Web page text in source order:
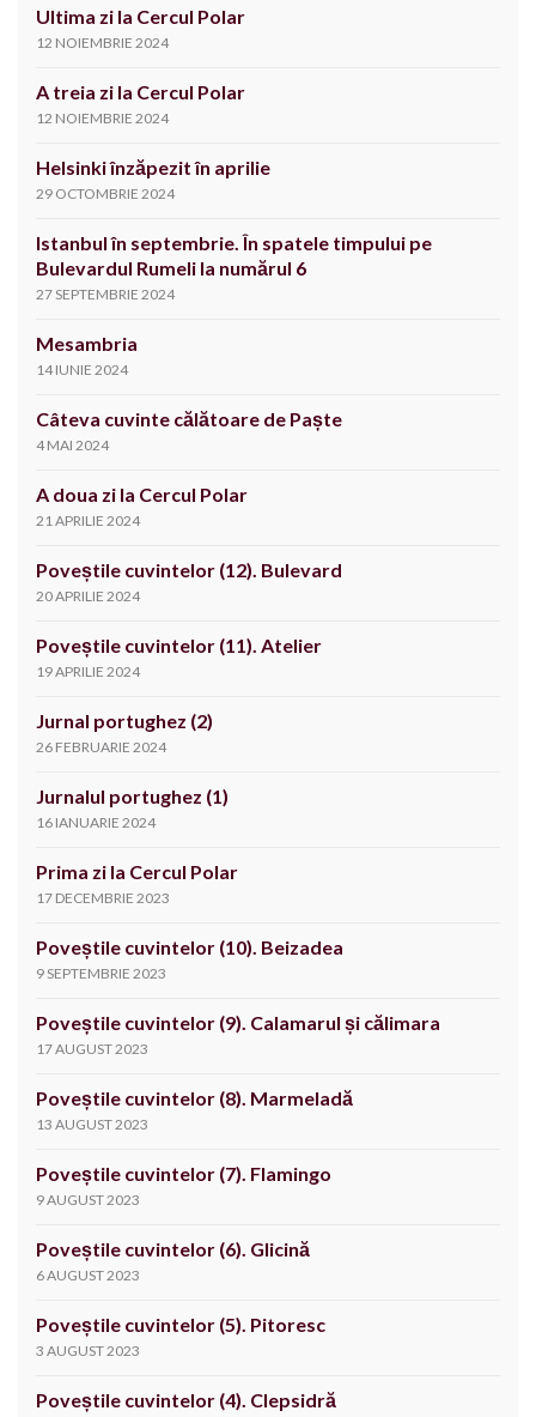
Ultima zi la Cercul Polar
12 NOIEMBRIE 2024
A treia zi la Cercul Polar
12 NOIEMBRIE 2024
Helsinki înzăpezit în aprilie
29 OCTOMBRIE 2024
Istanbul în septembrie. În spatele timpului pe
Bulevardul Rumeli la numărul 6
27 SEPTEMBRIE 2024
Mesambria
14 IUNIE 2024
Câteva cuvinte călătoare de Paște
4 MAI 2024
A doua zi la Cercul Polar
21 APRILIE 2024
Poveștile cuvintelor (12). Bulevard
20 APRILIE 2024
Poveștile cuvintelor (11). Atelier
19 APRILIE 2024
Jurnal portughez (2)
26 FEBRUARIE 2024
Jurnalul portughez (1)
16 IANUARIE 2024
Prima zi la Cercul Polar
17 DECEMBRIE 2023
Poveștile cuvintelor (10). Beizadea
9 SEPTEMBRIE 2023
Poveștile cuvintelor (9). Calamarul și călimara
17 AUGUST 2023
Poveștile cuvintelor (8). Marmeladă
13 AUGUST 2023
Poveștile cuvintelor (7). Flamingo
9 AUGUST 2023
Poveștile cuvintelor (6). Glicină
6 AUGUST 2023
Poveștile cuvintelor (5). Pitoresc
3 AUGUST 2023
Poveștile cuvintelor (4). Clepsidră